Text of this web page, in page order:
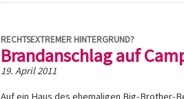
RECHTSEXTREMER HINTERGRUND?
Brandanschlag auf
19. April 2011
Auf ein Haus des ehemaligen Big-Brother-